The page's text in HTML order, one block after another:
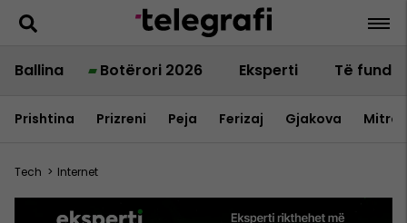
Ballina Botërori 2026 Eksperti Të fundit
Prishtina Prizreni Peja Ferizaj Gjakova
Tech > Internet